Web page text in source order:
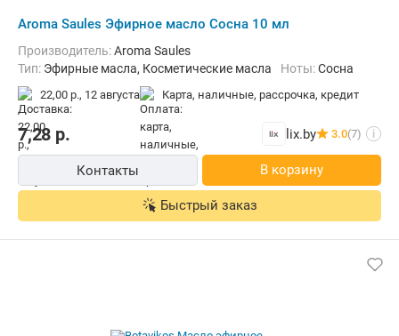
Aroma Saules Эфирное масло Сосна 10 мл
Производитель:Aroma Saules
Тип: Эфирные масла, Косметические масла Ноты:Сосна
22,00 р., 12 августа карта, наличные, рассрочка, кредит
7,28 р. lix.by 3.0(7) i
Контакты В корзину
Быстрый заказ